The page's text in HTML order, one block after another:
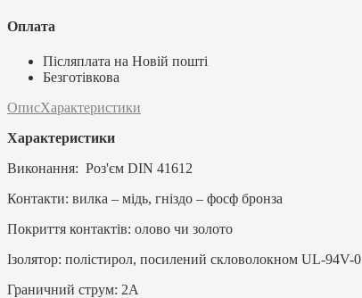
Оплата
Післяплата на Новій пошті
Безготівкова
ОписХарактеристики
Характеристики
Виконання: Роз'єм DIN 41612
Контакти: вилка – мідь, гніздо – фосф бронза
Покриття контактів: олово чи золото
Ізолятор: полістирол, посилений скловолокном UL-94V-0
Граничний струм: 2А